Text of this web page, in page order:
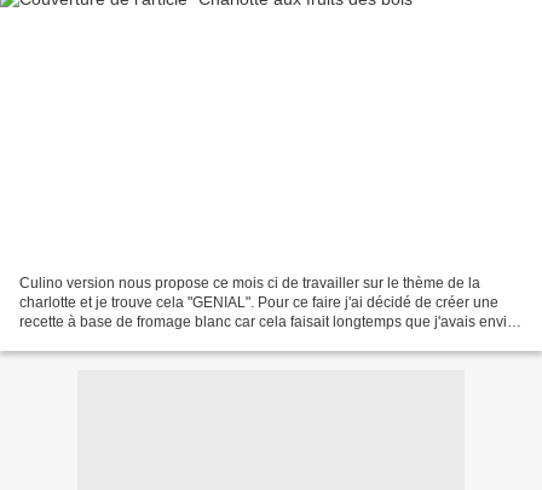
Culino version nous propose ce mois ci de travailler sur le thème de la
charlotte et je trouve cela "GENIAL". Pour ce faire j'ai décidé de créer une
recette à base de fromage blanc car cela faisait longtemps que j'avais envie